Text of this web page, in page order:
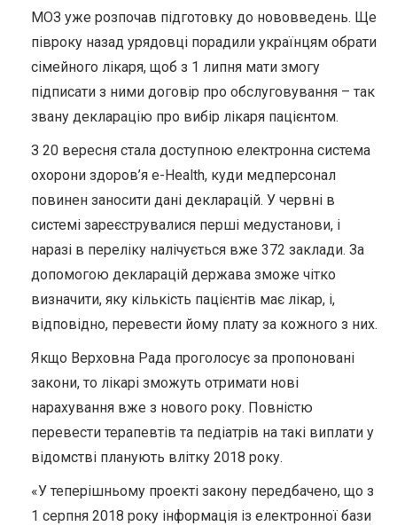
МОЗ уже розпочав підготовку до нововведень. Ще
півроку назад урядовці порадили українцям обрати
сімейного лікаря, щоб з 1 липня мати змогу
підписати з ними договір про обслуговування – так
звану декларацію про вибір лікаря пацієнтом.
З 20 вересня стала доступною електронна система
охорони здоров’я e-Health, куди медперсонал
повинен заносити дані декларацій. У червні в
системі зареєструвалися перші медустанови, і
наразі в переліку налічується вже 372 заклади. За
допомогою декларацій держава зможе чітко
визначити, яку кількість пацієнтів має лікар, і,
відповідно, перевести йому плату за кожного з них.
Якщо Верховна Рада проголосує за пропоновані
закони, то лікарі зможуть отримати нові
нарахування вже з нового року. Повністю
перевести терапевтів та педіатрів на такі виплати у
відомстві планують влітку 2018 року.
«У теперішньому проекті закону передбачено, що з
1 серпня 2018 року інформація із електронної бази